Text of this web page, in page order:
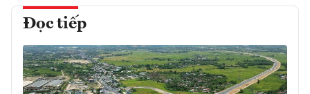
Đọc tiếp